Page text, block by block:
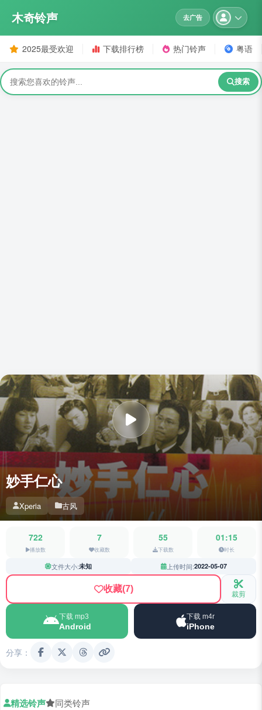
木奇铃声 去广告
2025最受欢迎 下载排行榜 热门铃声 粤语
搜索
妙手仁心
Xperia 古风
722
播放数
7
收藏数
55
下载数
01:15
时长
文件大小:未知 上传时间:2022-05-07
收藏(7) 裁剪
下载 mp3
Android
下载 m4r
iPhone
分享：
精选铃声 同类铃声